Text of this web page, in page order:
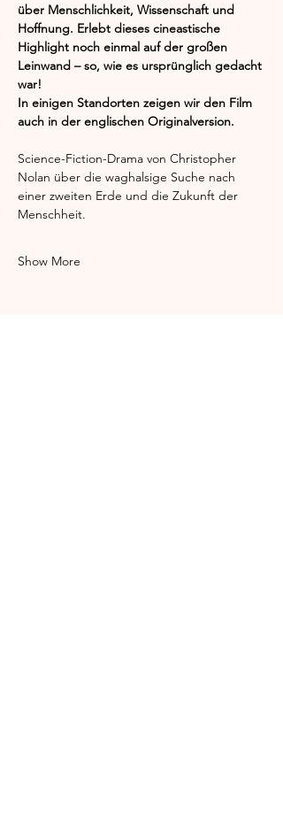
über Menschlichkeit, Wissenschaft und
Hoffnung. Erlebt dieses cineastische
Highlight noch einmal auf der großen
Leinwand – so, wie es ursprünglich gedacht
war!
In einigen Standorten zeigen wir den Film
auch in der englischen Originalversion.
Science-Fiction-Drama von Christopher
Nolan über die waghalsige Suche nach
einer zweiten Erde und die Zukunft der
Menschheit.
Show More